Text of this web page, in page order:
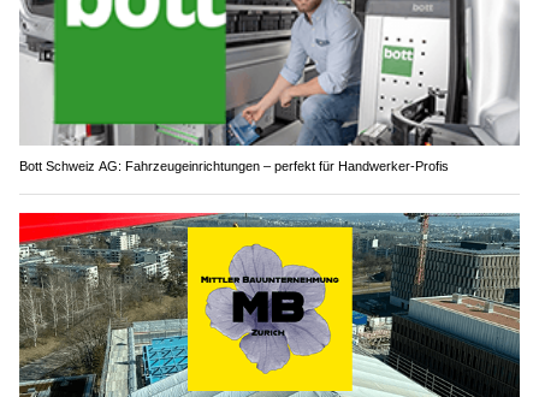
Bott Schweiz AG: Fahrzeugeinrichtungen – perfekt für Handwerker-Profis